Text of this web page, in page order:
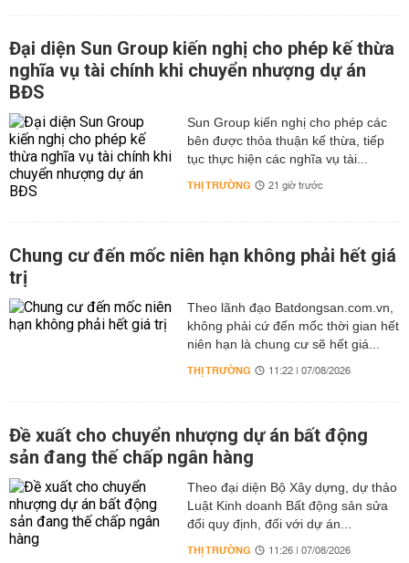
Đại diện Sun Group kiến nghị cho phép kế thừa
nghĩa vụ tài chính khi chuyển nhượng dự án
BĐS
Sun Group kiến nghị cho phép các
bên được thỏa thuận kế thừa, tiếp
tục thực hiện các nghĩa vụ tài...
THỊ TRƯỜNG 21 giờ trước
Chung cư đến mốc niên hạn không phải hết giá
trị
Theo lãnh đạo Batdongsan.com.vn,
không phải cứ đến mốc thời gian hết
niên hạn là chung cư sẽ hết giá...
THỊ TRƯỜNG 11:22 | 07/08/2026
Đề xuất cho chuyển nhượng dự án bất động
sản đang thế chấp ngân hàng
Theo đại diện Bộ Xây dựng, dự thảo
Luật Kinh doanh Bất động sản sửa
đổi quy định, đối với dự án...
THỊ TRƯỜNG 11:26 | 07/08/2026